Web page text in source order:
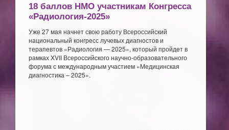
18 баллов НМО участникам Конгресса
«Радиология-2025»
Уже 27 мая начнет свою работу Всероссийский
национальный конгресс лучевых диагностов и
терапевтов «Радиология — 2025», который пройдет в
рамках XVII Всероссийского научно-образовательного
форума с международным участием «Медицинская
диагностика – 2025».